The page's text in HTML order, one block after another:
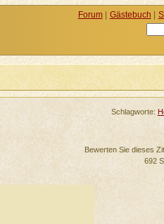
Schlagworte:
Bewerten Sie dieses
692
Forum| Gästebuch |